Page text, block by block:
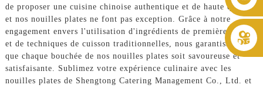
de proposer une cuisine chinoise authentique et de haute qualité,
et nos nouilles plates ne font pas exception. Grâce à notre
engagement envers l'utilisation d'ingrédients de première qualité
et de techniques de cuisson traditionnelles, nous garantissons
que chaque bouchée de nos nouilles plates soit savoureuse et
satisfaisante. Sublimez votre expérience culinaire avec les
nouilles plates de Shengtong Catering Management Co., Ltd. et